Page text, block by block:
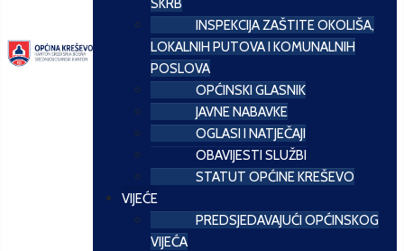
SKRB
INSPEKCIJA ZAŠTITE OKOLIŠA,
LOKALNIH PUTOVA I KOMUNALNIH
POSLOVA
OPĆINSKI GLASNIK
JAVNE NABAVKE
OGLASI I NATJEČAJI
OBAVIJESTI SLUŽBI
STATUT OPĆINE KREŠEVO
VIJEĆE
PREDSJEDAVAJUĆI OPĆINSKOG
VIJEĆA